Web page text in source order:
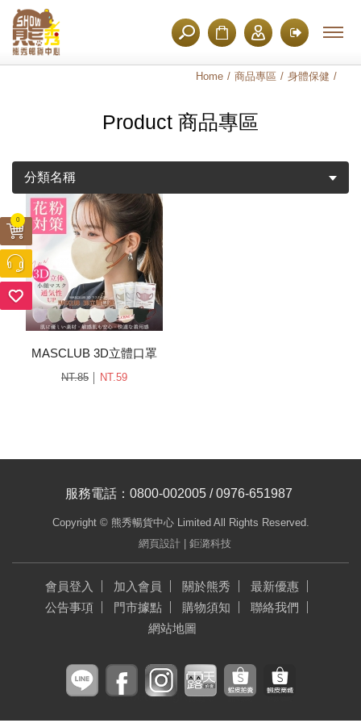
Home 商品專區 身體保健
Product 商品專區
分類名稱
MASCLUB 3D立體口罩
NT.85 NT.59
0
服務電話：0800-002005 / 0976-651987
Copyright © 熊秀暢貨中心 Limited All Rights Reserved.
網頁設計| 鉅潞科技
會員登入 加入會員 關於熊秀
最新優惠
公告事項
門市據點 購物須知
聯絡我們
網站地圖
line facebookinstagram露天拍賣 蝦皮拍賣 蝦皮商城